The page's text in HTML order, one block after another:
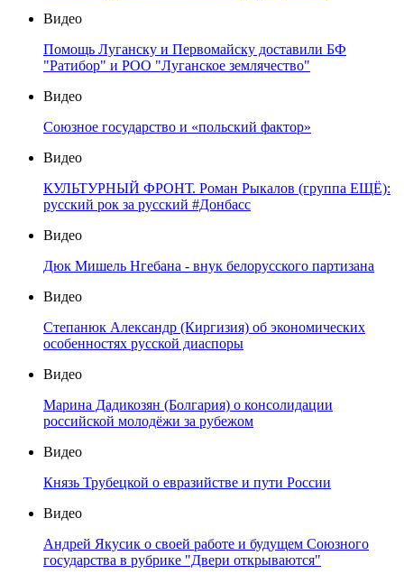
Видео
Помощь Луганску и Первомайску доставили БФ
"Ратибор" и РОО "Луганское землячество"
Видео
Союзное государство и «польский фактор»
Видео
КУЛЬТУРНЫЙ ФРОНТ. Роман Рыкалов (группа ЕЩЁ):
русский рок за русский #Донбасс
Видео
Дюк Мишель Нгебана - внук белорусского партизана
Видео
Степанюк Александр (Киргизия) об экономических
особенностях русской диаспоры
Видео
Марина Дадикозян (Болгария) о консолидации
российской молодёжи за рубежом
Видео
Князь Трубецкой о евразийстве и пути России
Видео
Андрей Якусик о своей работе и будущем Союзного
государства в рубрике "Двери открываются"